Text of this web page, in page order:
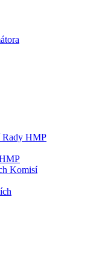
Rady HMP
Komisí